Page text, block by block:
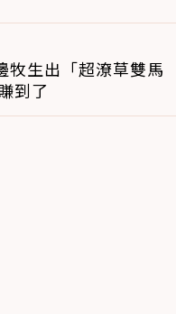
牧生出「超潦草雙馬
到了